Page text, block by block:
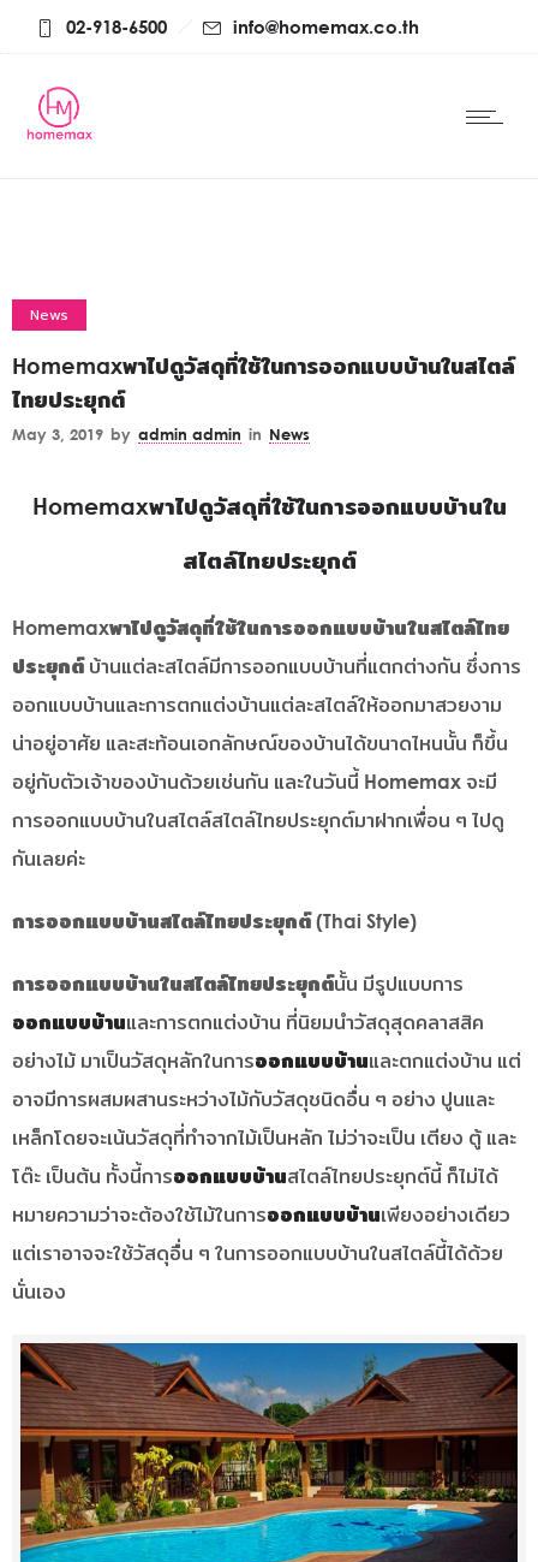
02-918-6500 info@homemax.co.th
News
Homemaxพาไปดูวัสดุที่ใช้ในการออกแบบบ้านในสไตล์
ไทยประยุกต์
May 3, 2019 by admin admin in News
Homemaxพาไปดูวัสดุที่ใช้ในการออกแบบบ้านใน
สไตล์ไทยประยุกต์
Homemaxพาไปดูวัสดุที่ใช้ในการออกแบบบ้านในสไตล์ไทย
ประยุกต์บ้านแต่ละสไตล์มีการออกแบบบ้านที่แตกต่างกัน ซึ่งการ
ออกแบบบ้านและการตกแต่งบ้านแต่ละสไตล์ให้ออกมาสวยงาม
น่าอยู่อาศัย และสะท้อนเอกลักษณ์ของบ้านได้ขนาดไหนนั้น ก็ขึ้น
อยู่กับตัวเจ้าของบ้านด้วยเช่นกัน และในวันนี้ Homemax จะมี
การออกแบบบ้านในสไตล์สไตล์ไทยประยุกต์มาฝากเพื่อน ๆ ไปดู
กันเลยค่ะ
การออกแบบบ้านสไตล์ไทยประยุกต์ (Thai Style)
การออกแบบบ้านในสไตล์ไทยประยุกต์นั้น มีรูปแบบการ
ออกแบบบ้านและการตกแต่งบ้าน ที่นิยมนำวัสดุสุดคลาสสิค
อย่างไม้ มาเป็นวัสดุหลักในการออกแบบบ้านและตกแต่งบ้าน แต่
อาจมีการผสมผสานระหว่างไม้กับวัสดุชนิดอื่น ๆ อย่าง ปูนและ
เหล็กโดยจะเน้นวัสดุที่ทำจากไม้เป็นหลัก ไม่ว่าจะเป็น เตียง ตู้ และ
โต๊ะ เป็นต้น ทั้งนี้การออกแบบบ้านสไตล์ไทยประยุกต์นี้ ก็ไม่ได้
หมายความว่าจะต้องใช้ไม้ในการออกแบบบ้านเพียงอย่างเดียว
แต่เราอาจจะใช้วัสดุอื่น ๆ ในการออกแบบบ้านในสไตล์นี้ได้ด้วย
นั่นเอง